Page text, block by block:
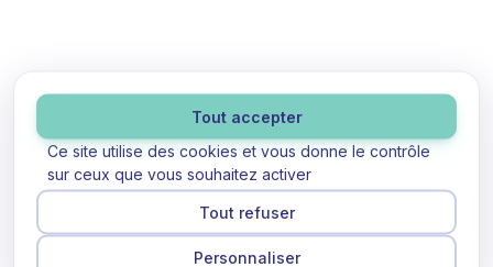
Ce site utilise des cookies et vous donne le contrôle
sur ceux que vous souhaitez activer
Tout accepter
Tout refuser
Personnaliser